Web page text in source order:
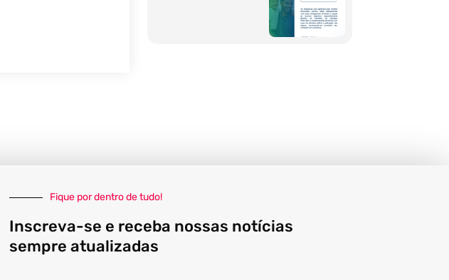
Fique por dentro de tudo!
Inscreva-se e receba nossas notícias
sempre atualizadas